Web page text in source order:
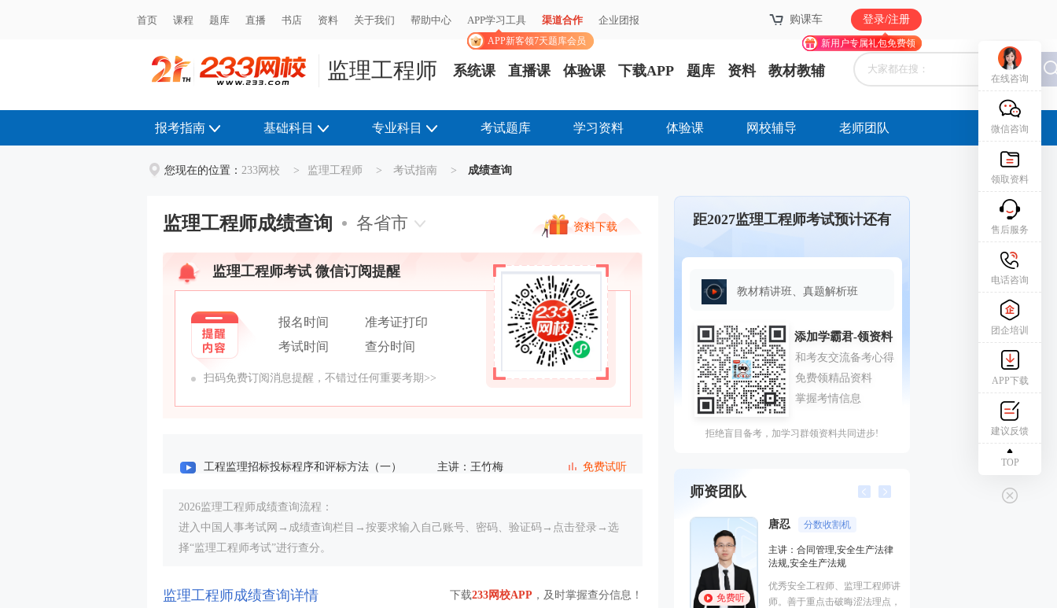
首页 课程 题库 直播 书店 资料 关于我们 帮助中心 APP学习工具
APP新客领7天题库会员
渠道合作 企业团报 购课车 登录/注册
新用户专属礼包免费领
首页 课程 题库 直播 书店 资料 关于我们 帮助中心 APP学习工具
APP新客领7天题库会员
渠道合作 企业团报 购课车 登录/注册
新用户专属礼包免费领
监理工程师 系统课 直播课 体验课 下载APP 题库 资料 教材教辅
报考指南 基础科目 专业科目 考试题库 学习资料 体验课 网校辅导 老师团队
您现在的位置： 233网校 > 监理工程师 > 考试指南 > 成绩查询
监理工程师成绩查询 各省市 资料下载
监理工程师考试 微信订阅提醒
报名时间
准考证打印
考试时间
查分时间
扫码免费订阅消息提醒，不错过任何重要考期>>
监理规划 主讲：王竹梅 免费试听
2026监理工程师成绩查询流程：
进入中国人事考试网→成绩查询栏目→按要求输入自己账号、密码、验证码→点击登录→选
择“监理工程师考试”进行查分。
监理工程师成绩查询详情 下载233网校APP ，及时掌握查分信息！
距2027监理工程师考试预计还有
教材精讲班、真题解析班
拒绝盲目备考，加学习群领资料共同进步!
师资团队
免费听
唐忍 分数收割机
主讲：合同管理,安全生产法律
法规,安全生产法规
优秀安全工程师、监理工程师讲
师。善于重点击破晦涩法理点，
在线咨询
微信咨询
领取资料
售后服务
电话咨询
团企培训
APP下载
建议反馈
TOP